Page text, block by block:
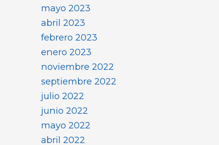
mayo 2023
abril 2023
febrero 2023
enero 2023
noviembre 2022
septiembre 2022
julio 2022
junio 2022
mayo 2022
abril 2022